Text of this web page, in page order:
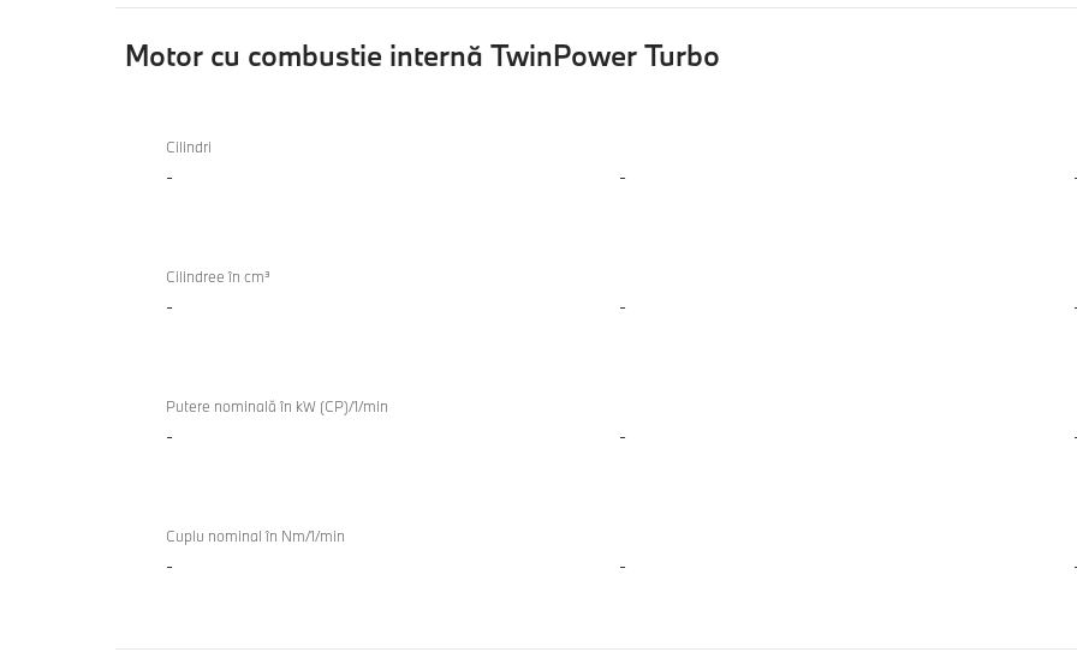
Motor cu combustie internă TwinPower Turbo
combustie
M70
xDrive
Cilindri
- -
Cilindree în cm³
- -
Putere nominală în kW (CP)/1/min
- -
Cuplu nominal în Nm/1/min
- -